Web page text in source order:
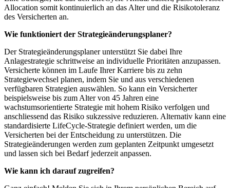
Allocation somit kontinuierlich an das Alter und die Risikotoleranz
des Versicherten an.
Wie funktioniert der Strategieänderungsplaner?
Der Strategieänderungsplaner unterstützt Sie dabei Ihre
Anlagestrategie schrittweise an individuelle Prioritäten anzupassen.
Versicherte können im Laufe Ihrer Karriere bis zu zehn
Strategiewechsel planen, indem Sie und aus verschiedenen
verfügbaren Strategien auswählen. So kann ein Versicherter
beispielsweise bis zum Alter von 45 Jahren eine
wachstumsorientierte Strategie mit hohem Risiko verfolgen und
anschliessend das Risiko sukzessive reduzieren. Alternativ kann eine
standardisierte LifeCycle-Strategie definiert werden, um die
Versicherten bei der Entscheidung zu unterstützen. Die
Strategieänderungen werden zum geplanten Zeitpunkt umgesetzt
und lassen sich bei Bedarf jederzeit anpassen.
Wie kann ich darauf zugreifen?